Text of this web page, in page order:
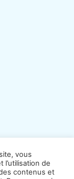
vous
de
contenus et